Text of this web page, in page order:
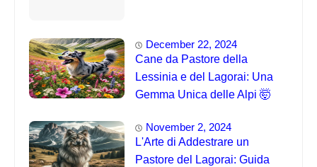
December 22, 2024
Cane da Pastore della
Lessinia e del Lagorai: Una
Gemma Unica delle Alpi 🤯
November 2, 2024
L'Arte di Addestrare un
Pastore del Lagorai: Guida